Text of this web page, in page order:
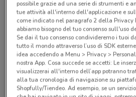
Alleanza Assicurazioni
Scade il 31/12
possibile grazie ad una serie di strumenti e
tue attività all'interno dell'applicazione e
come indicato nel paragrafo 2 della Privacy
abbiamo bisogno del tuo consenso sull'uso
Se dai il tuo consenso condivideremo i tuoi
tutto il mondo attraverso l’uso di SDK
idea accedendo a Menu > Privacy >
nostra App. Cosa succede se accetti: Le
visualizzerai all'interno dell’app potranno
alla tua cronologia di navigazione su
Shopfully/Tiendeo. Ad esempio, se un